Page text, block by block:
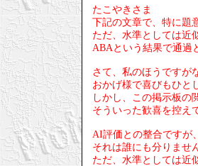
たこやきさま
下記の文章で、特に題
ただ、水準としては近
ABAという結果で通過
さて、私のほうですが
おかげ様で喜びもひと
しかし、この掲示板の
そういった歓喜を控え
AI評価との整合ですが
それは誰にも分りませ
ただ、水準としては近